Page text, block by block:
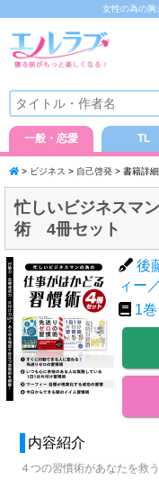
女性の為の胸
一般・恋愛 TL
> ビジネス > 自己啓発 > 書籍詳細
忙しいビジネスマ
術 4冊セット
後
ィー
1
内容紹介
４つの習慣術があなたを救う